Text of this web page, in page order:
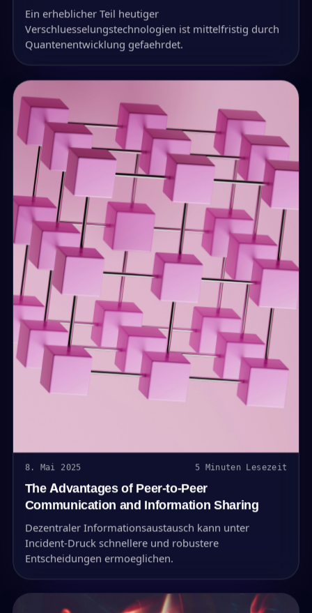
Ein erheblicher Teil heutiger
Verschluesselungstechnologien ist mittelfristig durch
Quantenentwicklung gefaehrdet.
8. Mai 2025 5 Minuten Lesezeit
The Advantages of Peer-to-Peer
Communication and Information Sharing
Dezentraler Informationsaustausch kann unter
Incident-Druck schnellere und robustere
Entscheidungen ermoeglichen.